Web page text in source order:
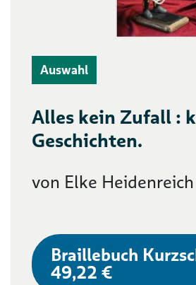
Auswahl
Alles kein Zufall :
Geschichten.
von Elke Heidenreich
Braillebuch
49,22 €